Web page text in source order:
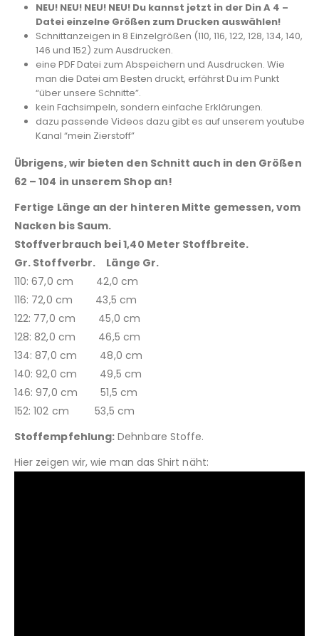
NEU! NEU! NEU! NEU! Du kannst jetzt in der Din A 4 –
Datei einzelne Größen zum Drucken auswählen!
Schnittanzeigen in 8 Einzelgrößen (110, 116, 122, 128, 134, 140,
146 und 152) zum Ausdrucken.
eine PDF Datei zum Abspeichern und Ausdrucken. Wie
man die Datei am Besten druckt, erfährst Du im Punkt
“über unsere Schnitte”.
kein Fachsimpeln, sondern einfache Erklärungen.
dazu passende Videos dazu gibt es auf unserem youtube
Kanal “mein Zierstoff”
Übrigens, wir bieten den Schnitt auch in den Größen
62 – 104 in unserem Shop an!
Fertige Länge an der hinteren Mitte gemessen, vom
Nacken bis Saum.
Stoffverbrauch bei 1,40 Meter Stoffbreite.
Gr. Stoffverbr. Länge Gr.
110: 67,0 cm 42,0 cm
116: 72,0 cm 43,5 cm
122: 77,0 cm 45,0 cm
128: 82,0 cm 46,5 cm
134: 87,0 cm 48,0 cm
140: 92,0 cm 49,5 cm
146: 97,0 cm 51,5 cm
152: 102 cm 53,5 cm
Stoffempfehlung: Dehnbare Stoffe.
Hier zeigen wir, wie man das Shirt näht: